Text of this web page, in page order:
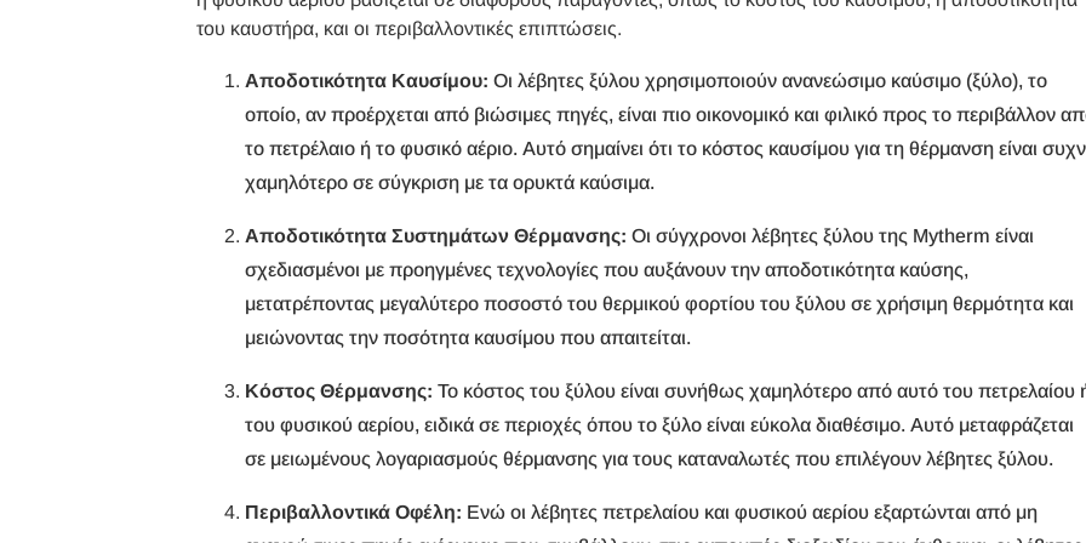
του καυστήρα, και οι περιβαλλοντικές επιπτώσεις.
Αποδοτικότητα Καυσίμου: Οι λέβητες ξύλου χρησιμοποιούν ανανεώσιμο καύσιμο (ξύλο), το
οποίο, αν προέρχεται από βιώσιμες πηγές, είναι πιο οικονομικό και φιλικό προς το περιβάλλον
το πετρέλαιο ή το φυσικό αέριο. Αυτό σημαίνει ότι το κόστος καυσίμου για τη θέρμανση είναι
χαμηλότερο σε σύγκριση με τα ορυκτά καύσιμα.
Αποδοτικότητα Συστημάτων Θέρμανσης: Οι σύγχρονοι λέβητες ξύλου της Mytherm είναι
σχεδιασμένοι με προηγμένες τεχνολογίες που αυξάνουν την αποδοτικότητα καύσης,
μετατρέποντας μεγαλύτερο ποσοστό του θερμικού φορτίου του ξύλου σε χρήσιμη θερμότητα και
μειώνοντας την ποσότητα καυσίμου που απαιτείται.
Κόστος Θέρμανσης: Το κόστος του ξύλου είναι συνήθως χαμηλότερο από αυτό του πετρελαίου
του φυσικού αερίου, ειδικά σε περιοχές όπου το ξύλο είναι εύκολα διαθέσιμο. Αυτό μεταφράζεται
σε μειωμένους λογαριασμούς θέρμανσης για τους καταναλωτές που επιλέγουν λέβητες ξύλου.
Περιβαλλοντικά Οφέλη: Ενώ οι λέβητες πετρελαίου και φυσικού αερίου εξαρτώνται από μη